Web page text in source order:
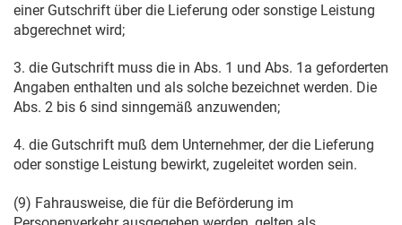
einer Gutschrift über die Lieferung oder sonstige Leistung
abgerechnet wird;
3. die Gutschrift muss die in Abs. 1 und Abs. 1a geforderten
Angaben enthalten und als solche bezeichnet werden. Die
Abs. 2 bis 6 sind sinngemäß anzuwenden;
4. die Gutschrift muß dem Unternehmer, der die Lieferung
oder sonstige Leistung bewirkt, zugeleitet worden sein.
(9) Fahrausweise, die für die Beförderung im